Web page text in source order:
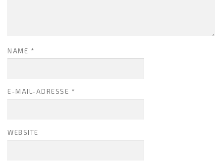
NAME *
E-MAIL-ADRESSE *
WEBSITE